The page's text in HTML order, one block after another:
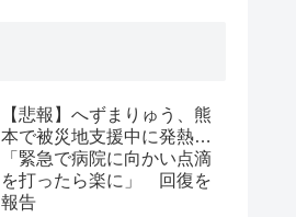
【悲報】へずまりゅう、熊
本で被災地支援中に発熱…
「緊急で病院に向かい点滴
を打ったら楽に」 回復を
報告